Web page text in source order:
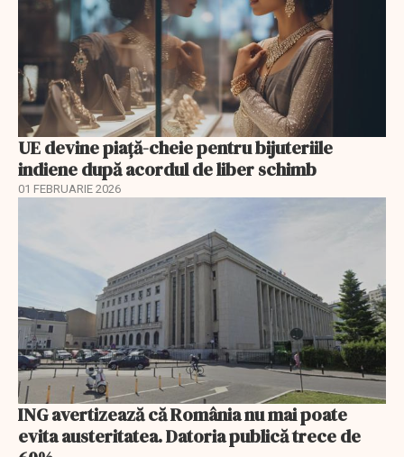
UE devine piață-cheie pentru bijuteriile
indiene după acordul de liber schimb
01 FEBRUARIE 2026
ING avertizează că România nu mai poate
evita austeritatea. Datoria publică trece de